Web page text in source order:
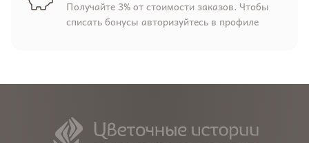
Получайте 3% от стоимости заказов. Чтобы
списать бонусы авторизуйтесь в профиле